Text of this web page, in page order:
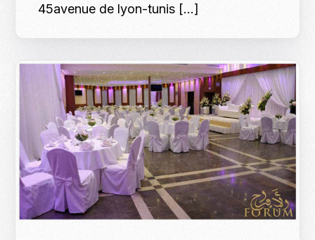
45avenue de lyon-tunis […]